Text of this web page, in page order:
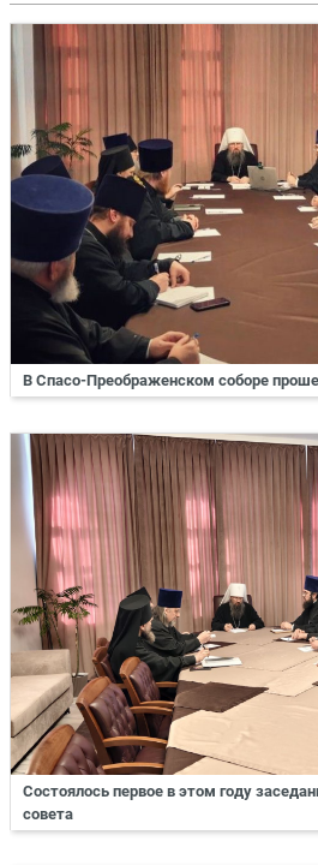
В Спасо-Преображенском соборе
Состоялось первое в этом году
совета